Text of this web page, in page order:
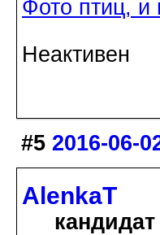
Фото птиц, и
Неактивен
#5 2016-06-
AlenkaT